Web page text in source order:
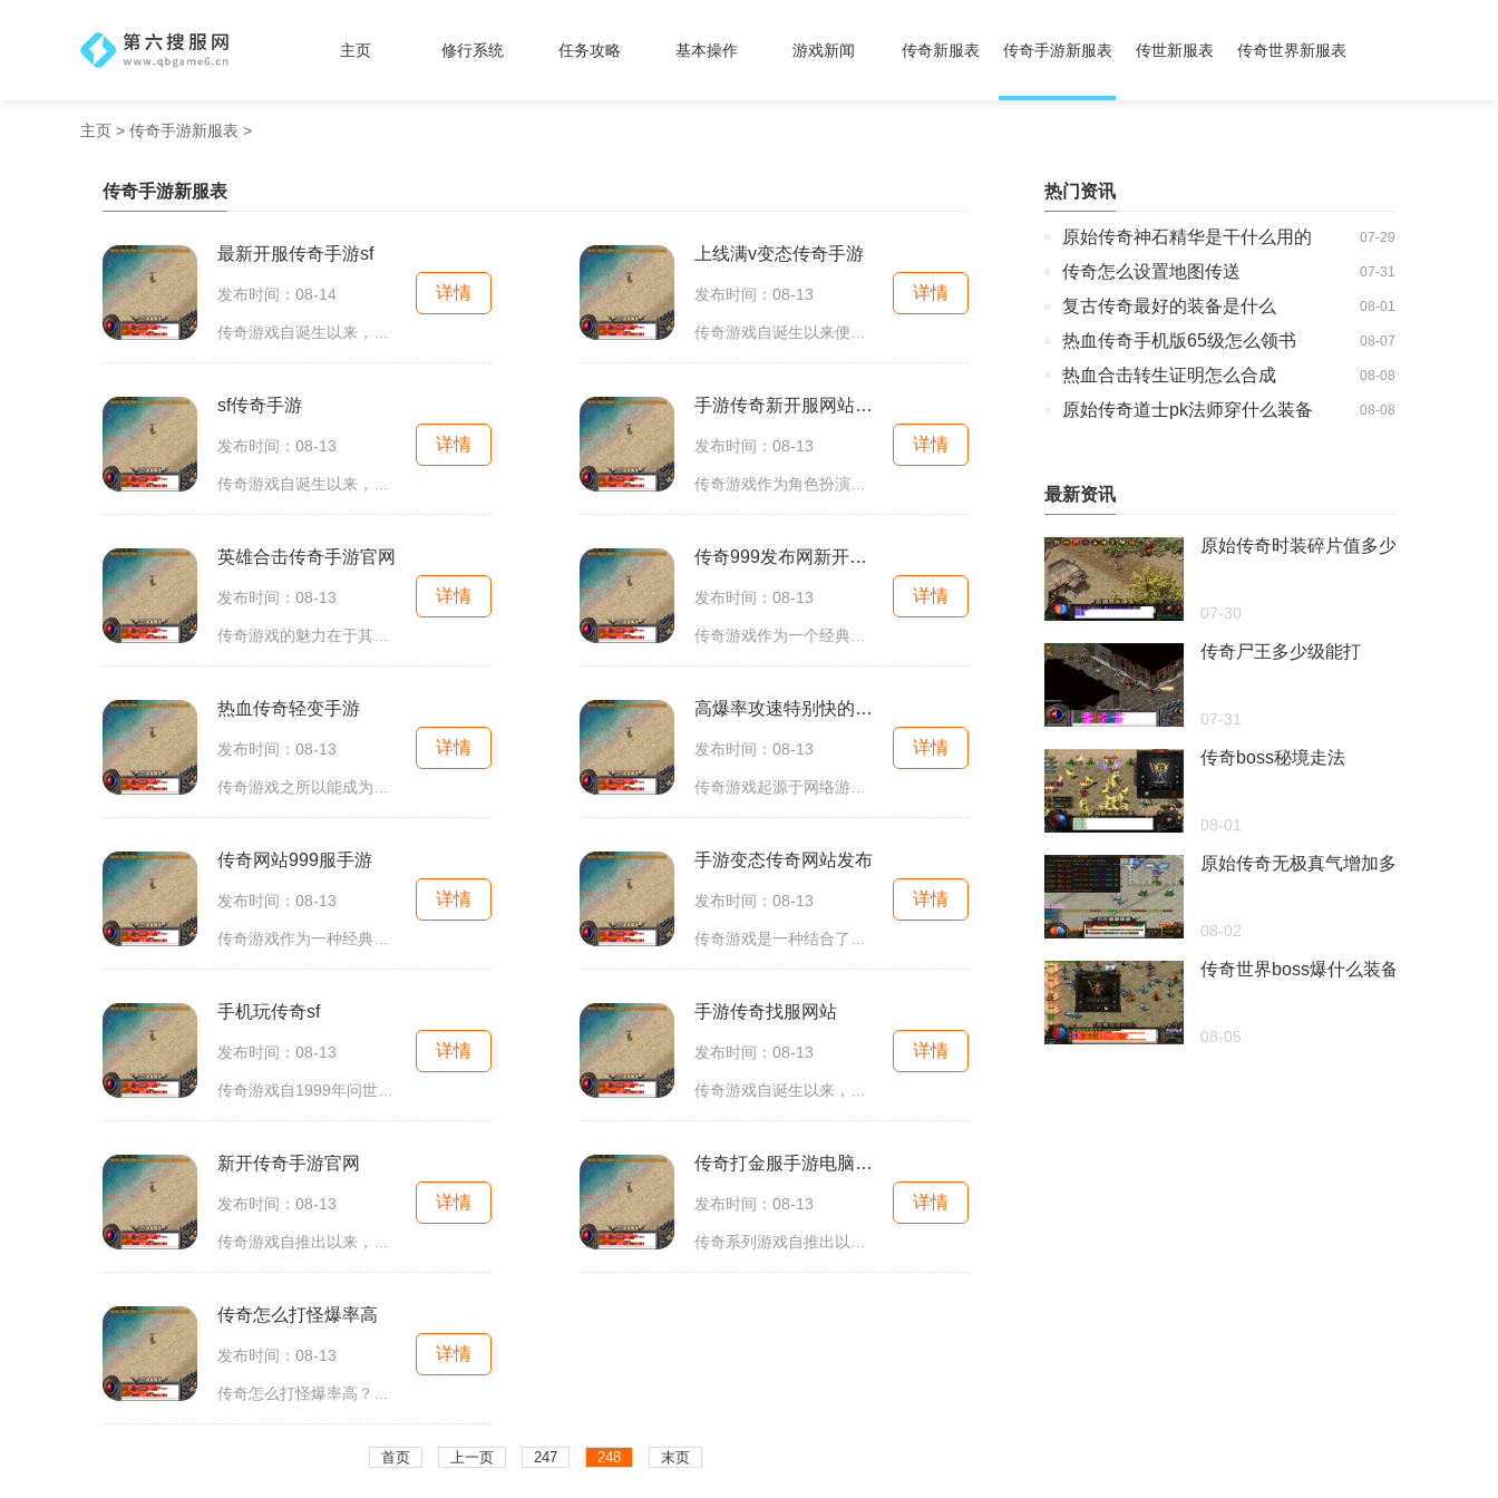
主页 修行系统 任务攻略 基本操作 游戏新闻 传奇新服表 传奇手游新服表 传世新服表 传奇世界新服表
主页 > 传奇手游新服表 >
传奇手游新服表
最新开服传奇手游sf
发布时间：08-14 详情
上线满v变态传奇手游
发布时间：08-13 详情
sf传奇手游
发布时间：08-13 详情
手游传奇新开服网站推荐
发布时间：08-13 详情
英雄合击传奇手游官网
发布时间：08-13 详情
传奇999发布网新开手游
发布时间：08-13 详情
热血传奇轻变手游
发布时间：08-13 详情
高爆率攻速特别快的传奇手游
发布时间：08-13 详情
传奇网站999服手游
发布时间：08-13 详情
手游变态传奇网站发布
发布时间：08-13 详情
手机玩传奇sf
发布时间：08-13 详情
手游传奇找服网站
发布时间：08-13 详情
新开传奇手游官网
发布时间：08-13 详情
传奇打金服手游电脑互通
发布时间：08-13 详情
传奇怎么打怪爆率高
发布时间：08-13 详情
首页 上一页 247 248 末页
热门资讯
原始传奇神石精华是干什么用的 07-29
传奇怎么设置地图传送 07-31
复古传奇最好的装备是什么 08-01
热血传奇手机版65级怎么领书 08-07
热血合击转生证明怎么合成 08-08
原始传奇道士pk法师穿什么装备 08-08
最新资讯
原始传奇时装碎片值多少元宝啊
07-30
传奇尸王多少级能打
07-31
传奇boss秘境走法
08-01
原始传奇无极真气增加多少道术
08-02
传奇世界boss爆什么装备
08-05